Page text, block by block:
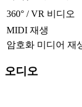
360° / VR 비디오
MIDI 재생
암호화 미디어 재
오디오